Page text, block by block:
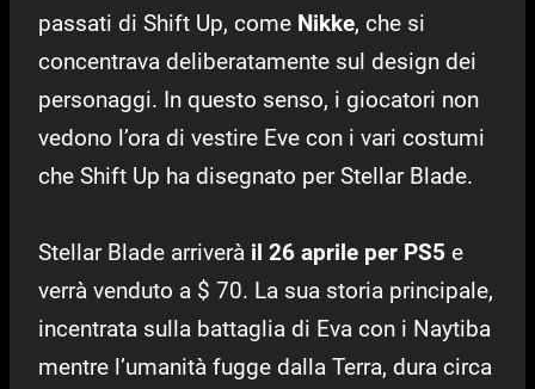
passati di Shift Up, come Nikke, che si
concentrava deliberatamente sul design dei
personaggi. In questo senso, i giocatori non
vedono l’ora di vestire Eve con i vari costumi
che Shift Up ha disegnato per Stellar Blade.
Stellar Blade arriverà il 26 aprile per PS5 e
verrà venduto a $ 70. La sua storia principale,
incentrata sulla battaglia di Eva con i Naytiba
mentre l’umanità fugge dalla Terra, dura circa